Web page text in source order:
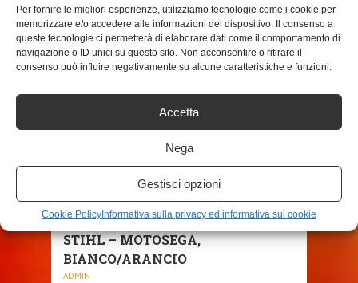
Per fornire le migliori esperienze, utilizziamo tecnologie come i cookie per
memorizzare e/o accedere alle informazioni del dispositivo. Il consenso a
queste tecnologie ci permetterà di elaborare dati come il comportamento di
navigazione o ID unici su questo sito. Non acconsentire o ritirare il
consenso può influire negativamente su alcune caratteristiche e funzioni.
Accetta
Nega
Gestisci opzioni
Cookie Policy Informativa sulla privacy ed informativa sui cookie
RELATED POSTS
STIHL – MOTOSEGA,
BIANCO/ARANCIO
ADMIN